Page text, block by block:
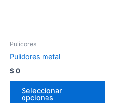
Pulidores
Pulidores metal
$ 0
Seleccionar
opciones